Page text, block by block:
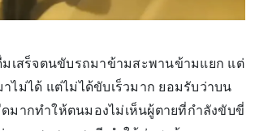
เสร็จตนขับรถมาข้ามสะพานข้ามแยก แต่
ไม่ได้ แต่ไม่ได้ขับเร็วมาก ยอมรับว่าบน
มากทำให้ตนมองไม่เห็นผู้ตายที่กำลังขับขี่